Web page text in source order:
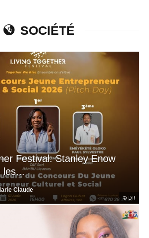
SOCIÉTÉ
© DR
Festival: Stanley Enow
les...
Claude